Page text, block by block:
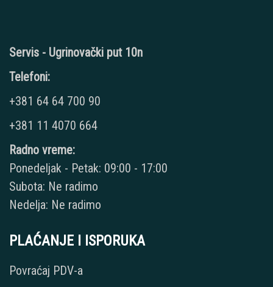
Servis - Ugrinovački put 10n
Telefoni:
+381 64 64 700 90
+381 11 4070 664
Radno vreme:
Ponedeljak - Petak: 09:00 - 17:00
Subota: Ne radimo
Nedelja: Ne radimo
PLAĆANJE I ISPORUKA
Povraćaj PDV-a